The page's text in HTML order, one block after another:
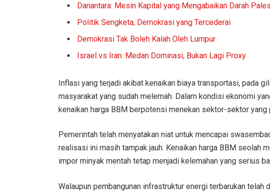
Danantara: Mesin Kapital yang Mengabaikan Darah
Politik Sengketa, Demokrasi yang Tercederai
Demokrasi Tak Boleh Kalah Oleh Lumpur
Israel vs Iran: Medan Dominasi, Bukan Lagi Proxy
Inflasi yang terjadi akibat kenaikan biaya transportasi, pada
masyarakat yang sudah melemah. Dalam kondisi ekonomi
kenaikan harga BBM berpotensi menekan sektor-sektor yang
Pemerintah telah menyatakan niat untuk mencapai
realisasi ini masih tampak jauh. Kenaikan harga BBM seolah
impor minyak mentah tetap menjadi kelemahan yang serius
Walaupun pembangunan infrastruktur energi terbarukan telah